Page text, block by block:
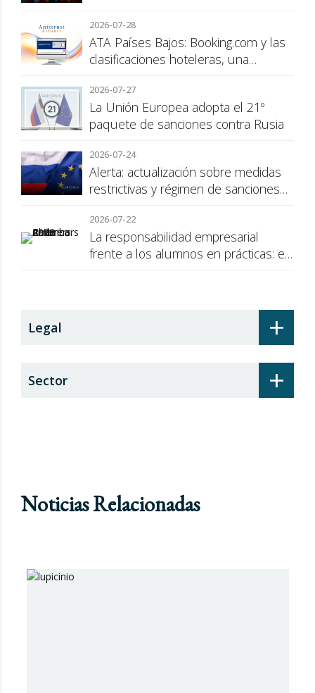
2026-07-28
ATA Países Bajos: Booking.com y las
clasificaciones hoteleras, una
consumidor
2026-07-27
La Unión Europea adopta el 21º
paquete de sanciones contra Rusia
2026-07-24
Alerta: actualización sobre medidas
restrictivas y régimen de sanciones
2026-07-22
La responsabilidad empresarial
frente a los alumnos en prácticas: el
+
Legal
+
Sector
Noticias Relacionadas